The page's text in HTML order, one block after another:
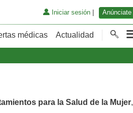
Iniciar sesión| Anúnciate
médicas Actualidad
para la Salud de la Mujer,